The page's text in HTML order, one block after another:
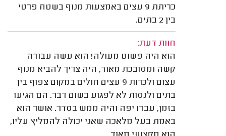
כריתת 9 עצים באמצעות מנוף בשטח פרטי
בין 2 בתים.
חוות דעת:
הוא היה פשוט מעולה! הוא עשה עבודה
קשה ומסובכת מאוד, היה צריך להביא מנוף
עצום ולכרות 9 עצים חולים במקום צפוף בין
בתים ולנסות לא לפגוע בשום דבר. הם הגיעו
בזמן, עבדו יפה והיה ממש בסדר. אושר הוא
באמת בעל מלאכה שאני יכולה להמליץ עליו,